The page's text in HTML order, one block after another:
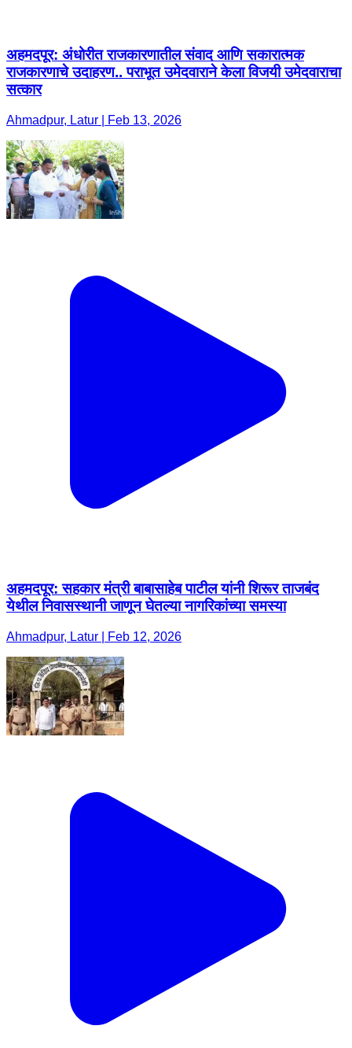
अहमदपूर: अंधोरीत राजकारणातील संवाद आणि सकारात्मक
राजकारणाचे उदाहरण.. पराभूत उमेदवाराने केला विजयी उमेदवाराचा
सत्कार
Ahmadpur, Latur | Feb 13, 2026
अहमदपूर: सहकार मंत्री बाबासाहेब पाटील यांनी शिरूर ताजबंद
येथील निवासस्थानी जाणून घेतल्या नागरिकांच्या समस्या
Ahmadpur, Latur | Feb 12, 2026